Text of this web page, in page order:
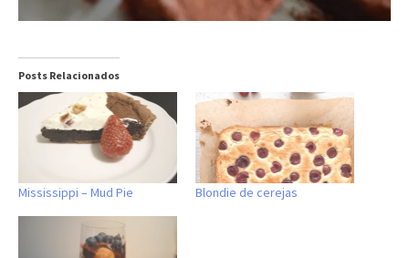
Posts Relacionados
Mississippi – Mud Pie Blondie de cerejas